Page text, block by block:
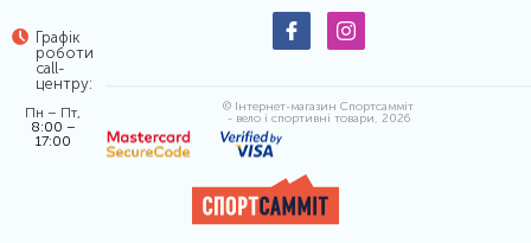
Графік
роботи
call-
центру:
Пн – Пт,
8:00 –
17:00
© Інтернет-магазин Спортсамміт
- вело і спортивні товари, 2026